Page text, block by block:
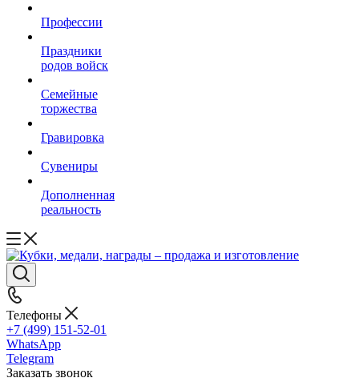
Профессии
Праздники
родов войск
Семейные
торжества
Гравировка
Сувениры
Дополненная
реальность
Телефоны
+7 (499) 151-52-01
WhatsApp
Telegram
Заказать звонок